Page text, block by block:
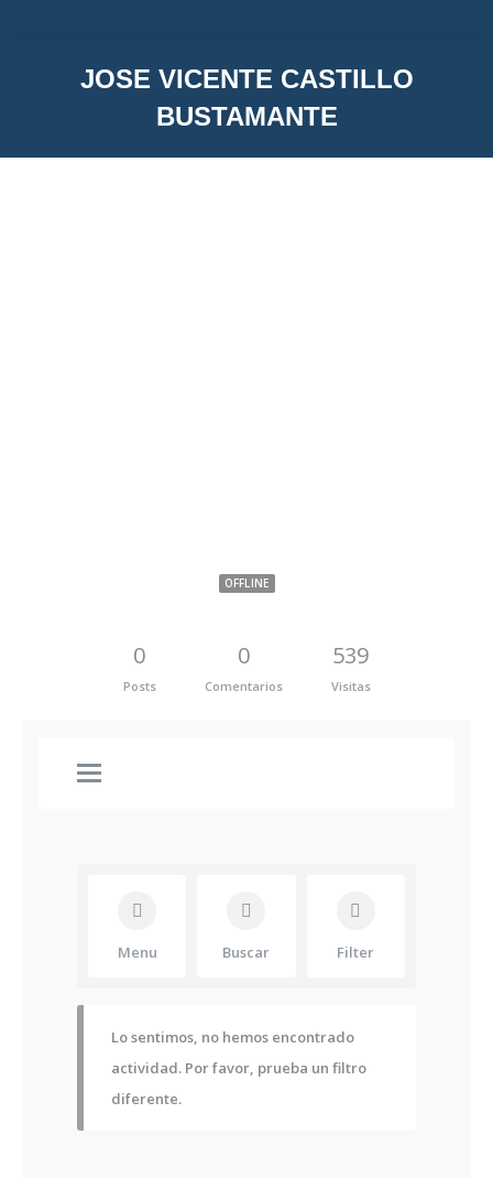
JOSE VICENTE CASTILLO
BUSTAMANTE
OFFLINE
0
Posts
0
Comentarios
539
Visitas
Menu Buscar Filter
Lo sentimos, no hemos encontrado
actividad. Por favor, prueba un filtro
diferente.